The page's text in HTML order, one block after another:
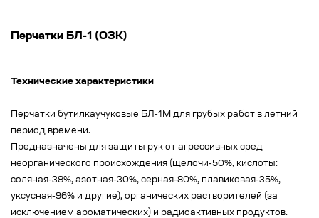
Перчатки БЛ-1 (ОЗК)
Технические характеристики
Перчатки бутилкаучуковые БЛ-1М для грубых работ в летний
период времени.
Предназначены для защиты рук от агрессивных сред
неорганического происхождения (щелочи-50%, кислоты:
соляная-38%, азотная-30%, серная-80%, плавиковая-35%,
уксусная-96% и другие), органических растворителей (за
исключением ароматических) и радиоактивных продуктов.